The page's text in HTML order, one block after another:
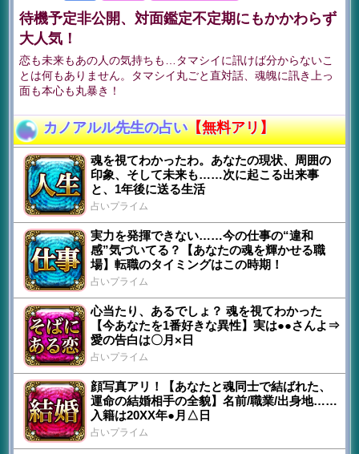
待機予定非公開、対面鑑定不定期にもかかわらず
大人気！
恋も未来もあの人の気持ちも…タマシイに訊けば分からないこ
とは何もありません。タマシイ丸ごと直対話、魂魄に訊き上っ
面も本心も丸暴き！
カノアルル先生の占い【無料アリ】
魂を視てわかったわ。あなたの現状、周囲の
印象、そして未来も……次に起こる出来事
と、1年後に送る生活
占いプライム
実力を発揮できない……今の仕事の“違和
感”気づいてる？【あなたの魂を輝かせる職
場】転職のタイミングはこの時期！
占いプライム
心当たり、あるでしょ？ 魂を視てわかった
【今あなたを1番好きな異性】実は●●さんよ⇒
愛の告白は〇月×日
占いプライム
顔写真アリ！【あなたと魂同士で結ばれた、
運命の結婚相手の全貌】名前/職業/出身地……
入籍は20XX年●月△日
占いプライム